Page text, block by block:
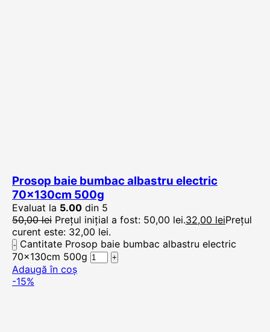
Prosop baie bumbac albastru electric
70x130cm 500g
Evaluat la 5.00 din 5
50,00lei Prețul inițial a fost: 50,00 lei.32,00 leiPrețul
curent este: 32,00 lei.
Cantitate Prosop baie bumbac albastru electric
70x130cm 500g
Adaugă în coș
-15%